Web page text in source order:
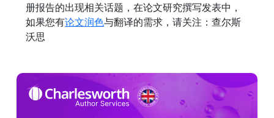
册报告的出现相关话题，在论文研究撰写发表中，
如果您有论文润色与翻译的需求，请关注：查尔斯
沃思